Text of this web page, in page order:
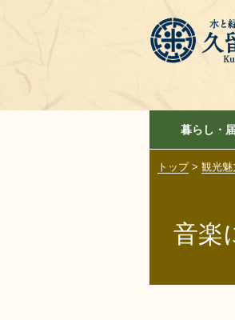
暮らし・
トップ> 観光魅
音楽